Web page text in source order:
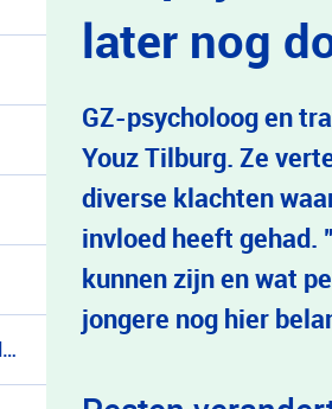
Collega's over Youz: werkervaringsverhalen
later nog
GZ-psycholoog en
Youz Tilburg. Ze
diverse klachten
invloed heeft gehad.
kunnen zijn en wat
jongere nog hier